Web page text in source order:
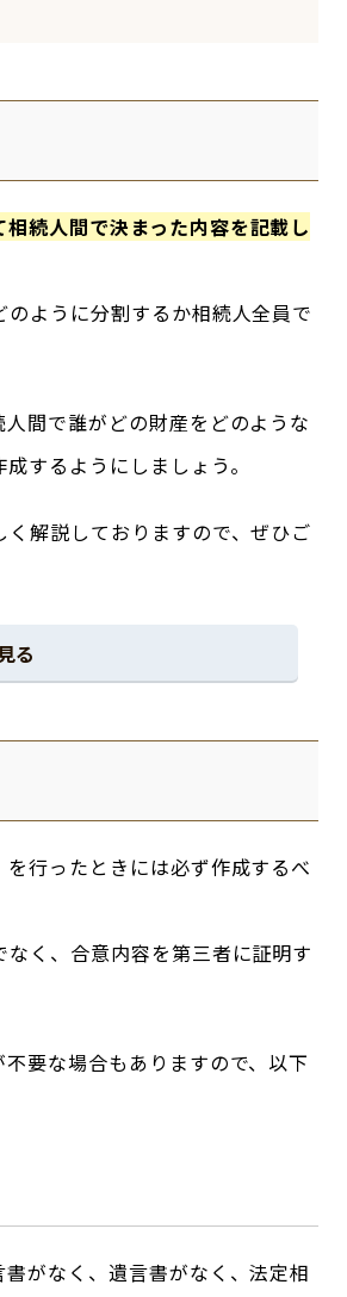
相続人間で決まった内容を記載し
ように分割するか相続人全員で
間で誰がどの財産をどのような
するようにしましょう。
解説しておりますので、ぜひご
る
行ったときには必ず作成するべ
く、合意内容を第三者に証明す
要な場合もありますので、以下
がなく、遺言書がなく、法定相